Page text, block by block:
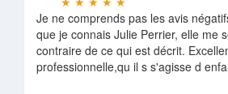
Je ne comprends pas les avis
que je connais Julie Perrier, elle me
contraire de ce qui est décrit.
professionnelle,qu il s s'agisse d